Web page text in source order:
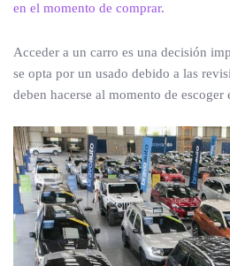
en el momento de comprar.
Acceder a un carro es una decisión
se opta por un usado debido a las
deben hacerse al momento de escoger